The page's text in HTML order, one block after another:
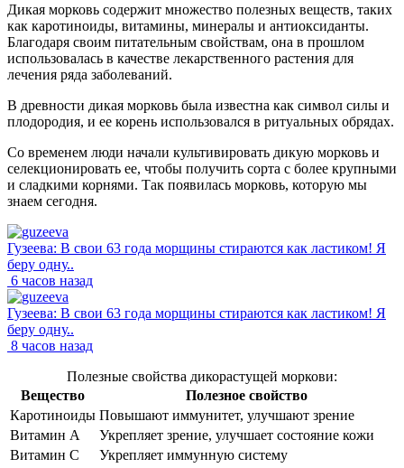
Дикая морковь содержит множество полезных веществ, таких
как каротиноиды, витамины, минералы и антиоксиданты.
Благодаря своим питательным свойствам, она в прошлом
использовалась в качестве лекарственного растения для
лечения ряда заболеваний.
В древности дикая морковь была известна как символ силы и
плодородия, и ее корень использовался в ритуальных обрядах.
Со временем люди начали культивировать дикую морковь и
селекционировать ее, чтобы получить сорта с более крупными
и сладкими корнями. Так появилась морковь, которую мы
знаем сегодня.
Гузеева: В свои 63 года морщины стираются как ластиком! Я
беру одну..
6 часов назад
Гузеева: В свои 63 года морщины стираются как ластиком! Я
беру одну..
8 часов назад
Полезные свойства дикорастущей моркови:
Вещество
Полезное свойство
Каротиноиды Повышают иммунитет, улучшают зрение
Витамин А
Укрепляет зрение, улучшает состояние кожи
Витамин С
Укрепляет иммунную систему